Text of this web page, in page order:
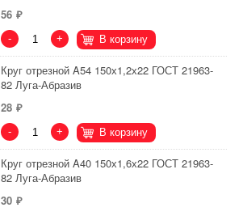
56
- + В корзину
Круг отрезной A54 150х1,2х22 ГОСТ 21963-
82 Луга-Абразив
28
- + В корзину
Круг отрезной A40 150х1,6х22 ГОСТ 21963-
82 Луга-Абразив
30